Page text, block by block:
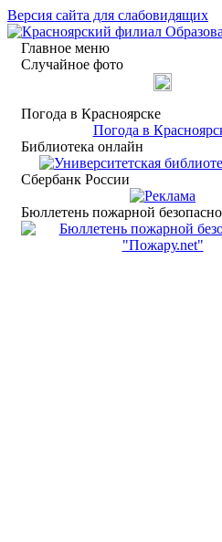
Версия сайта для слабовидящих
Главное меню
Случайное фото
Погода в Красноярске
Погода в
Библиотека онлайн
Сбербанк России
Бюллетень пожарной